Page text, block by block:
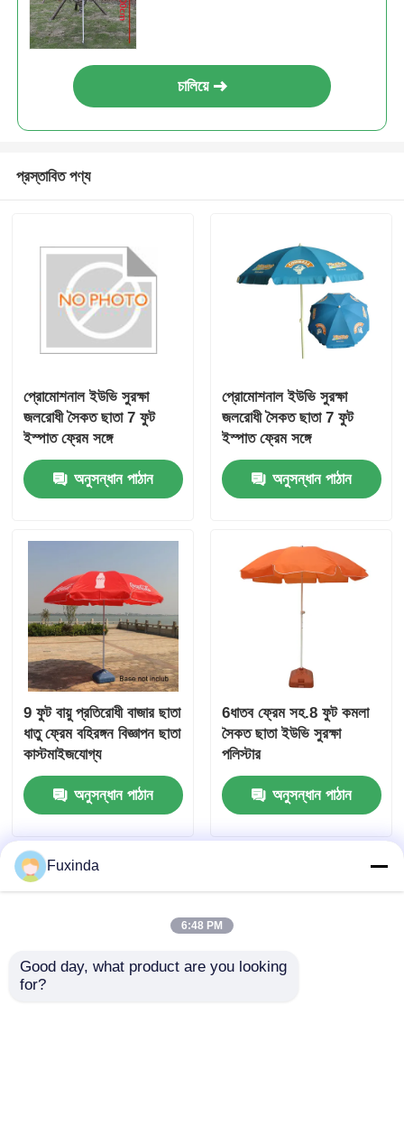
চালিয়ে
প্রস্তাবিত পণ্য
প্রোমোশনাল ইউভি সুরক্ষা
জলরোধী সৈকত ছাতা 7 ফুট
ইস্পাত ফ্রেম সঙ্গে
অনুসন্ধান পাঠান
প্রোমোশনাল ইউভি সুরক্ষা
জলরোধী সৈকত ছাতা 7 ফুট
ইস্পাত ফ্রেম সঙ্গে
অনুসন্ধান পাঠান
9 ফুট বায়ু প্রতিরোধী বাজার ছাতা
ধাতু ফ্রেম বহিরঙ্গন বিজ্ঞাপন ছাতা
কাস্টমাইজযোগ্য
অনুসন্ধান পাঠান
6ধাতব ফ্রেম সহ.8 ফুট কমলা
সৈকত ছাতা ইউভি সুরক্ষা
পলিস্টার
অনুসন্ধান পাঠান
Fuxinda
6:48 PM
Good day, what product are you looking
for?